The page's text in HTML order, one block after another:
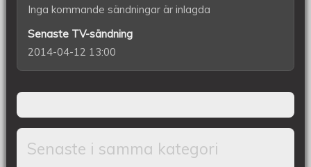
Inga kommande sändningar är inlagda
Senaste TV-sändning
2014-04-12 13:00
Senaste i samma kategori